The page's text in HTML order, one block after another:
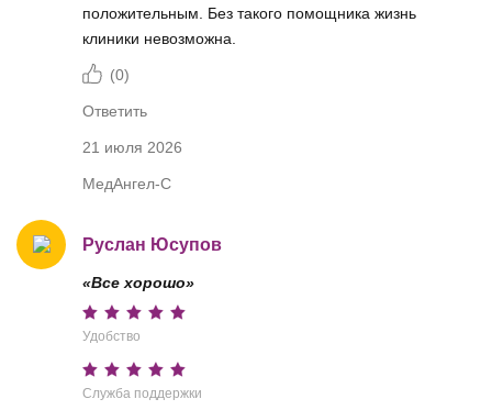
положительным. Без такого помощника жизнь
клиники невозможна.
(0)
Ответить
21 июля 2026
МедАнгел-С
Руслан Юсупов
«Все хорошо»
Удобство
Служба поддержки